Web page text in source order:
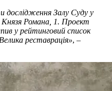
Залу Суду у
Князя Романа, 1. Проект
у рейтинговий список
реставрація», –